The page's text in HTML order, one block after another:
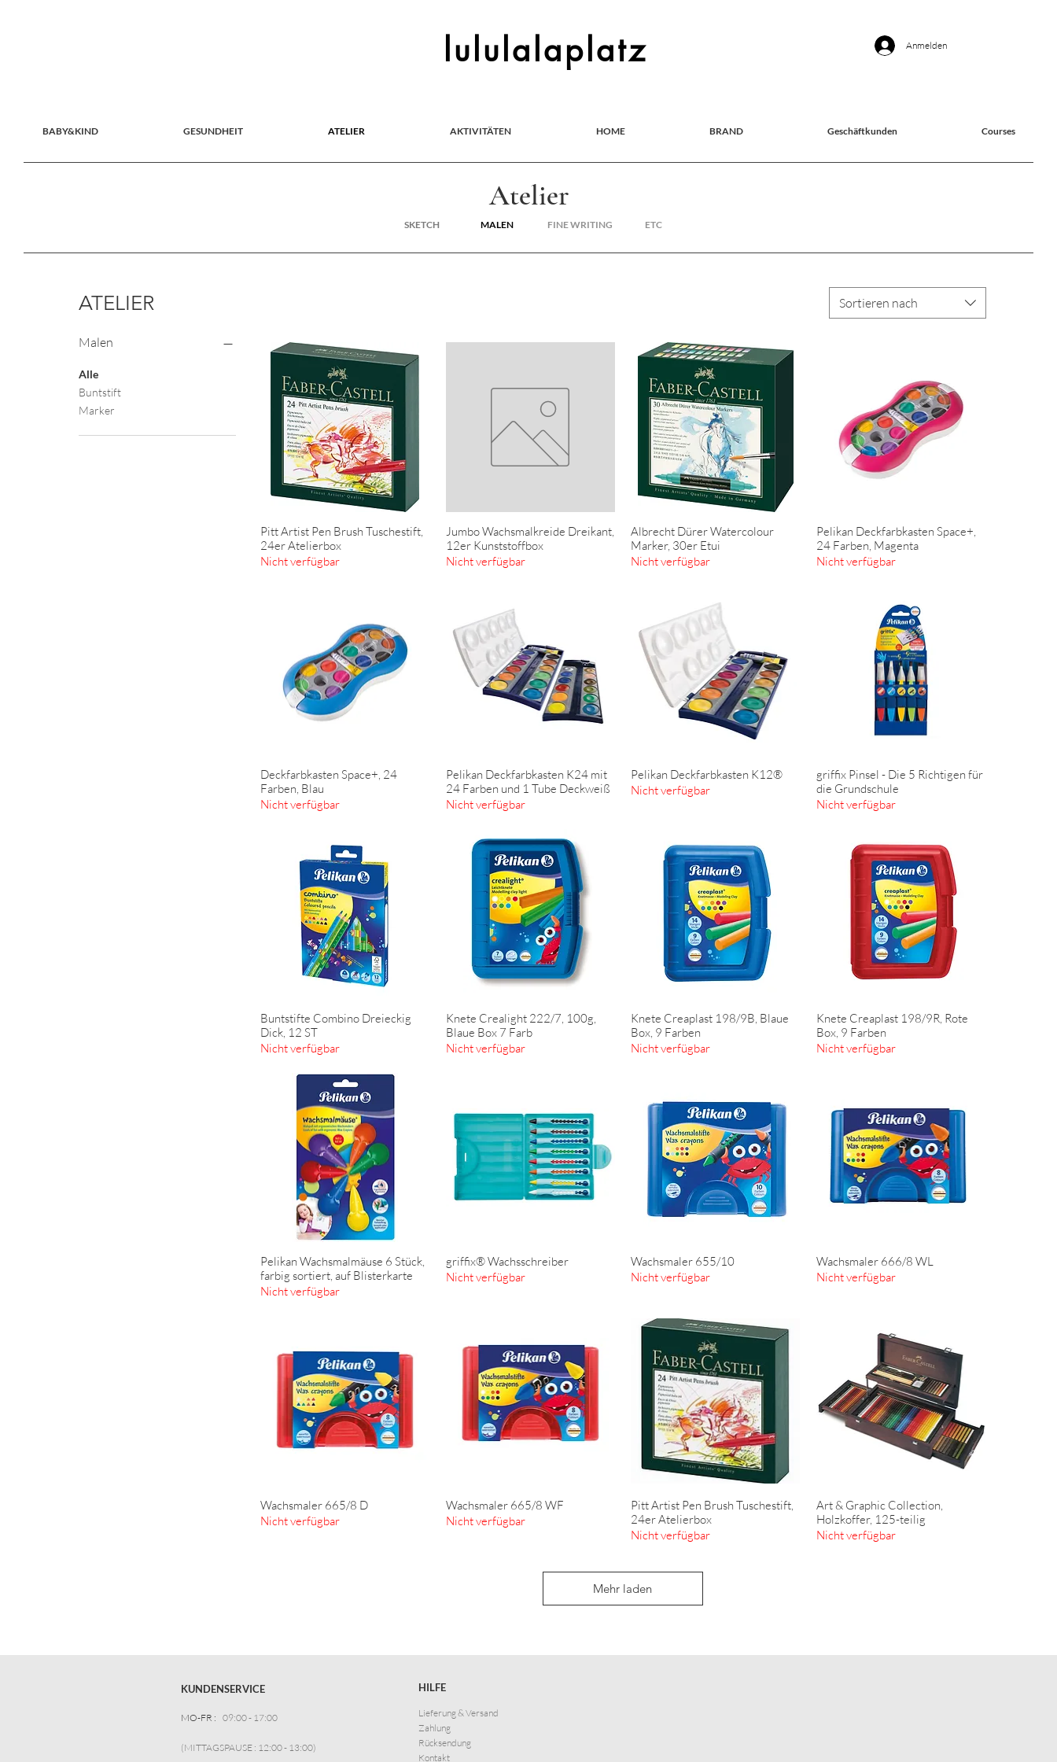
lululalaplatz Anmelden
BABY&KIND GESUNDHEIT ATELIER AKTIVITÄTEN HOME BRAND Geschäftkunden Courses
Atelier
SKETCH MALEN FINE WRITING ETC
ATELIER
Malen
Alle
Buntstift
Marker
Sortieren nach
Schnellansicht
Pitt Artist Pen Brush Tuschestift,
24er Atelierbox
Nicht verfügbar
Schnellansicht
Jumbo Wachsmalkreide Dreikant,
12er Kunststoffbox
Nicht verfügbar
Schnellansicht
Albrecht Dürer Watercolour
Marker, 30er Etui
Nicht verfügbar
Schnellansicht
Pelikan Deckfarbkasten Space+,
24 Farben, Magenta
Nicht verfügbar
Schnellansicht
Deckfarbkasten Space+, 24
Farben, Blau
Nicht verfügbar
Schnellansicht
Pelikan Deckfarbkasten K24 mit
24 Farben und 1 Tube Deckweiß
Nicht verfügbar
Schnellansicht
Pelikan Deckfarbkasten K12®
Nicht verfügbar
Schnellansicht
griffix Pinsel - Die 5 Richtigen für
die Grundschule
Nicht verfügbar
Schnellansicht
Buntstifte Combino Dreieckig
Dick, 12 ST
Nicht verfügbar
Schnellansicht
Knete Crealight 222/7, 100g,
Blaue Box 7 Farb
Nicht verfügbar
Schnellansicht
Knete Creaplast 198/9B, Blaue
Box, 9 Farben
Nicht verfügbar
Schnellansicht
Knete Creaplast 198/9R, Rote
Box, 9 Farben
Nicht verfügbar
Schnellansicht
Pelikan Wachsmalmäuse 6 Stück,
farbig sortiert, auf Blisterkarte
Nicht verfügbar
Schnellansicht
griffix® Wachsschreiber
Nicht verfügbar
Schnellansicht
Wachsmaler 655/10
Nicht verfügbar
Schnellansicht
Wachsmaler 666/8 WL
Nicht verfügbar
Schnellansicht
Wachsmaler 665/8 D
Nicht verfügbar
Schnellansicht
Wachsmaler 665/8 WF
Nicht verfügbar
Schnellansicht
Pitt Artist Pen Brush Tuschestift,
24er Atelierbox
Nicht verfügbar
Schnellansicht
Art & Graphic Collection,
Holzkoffer, 125-teilig
Nicht verfügbar
Mehr laden
KUNDENSERVICE
MO-FR : 09:00 - 17:00
(MITTAGSPAUSE : 12:00 - 13:00)
HILFE
Lieferung & Versand
Zahlung
Rücksendung
Kontakt